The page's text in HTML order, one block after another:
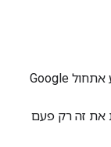
Google
זה רק פעם